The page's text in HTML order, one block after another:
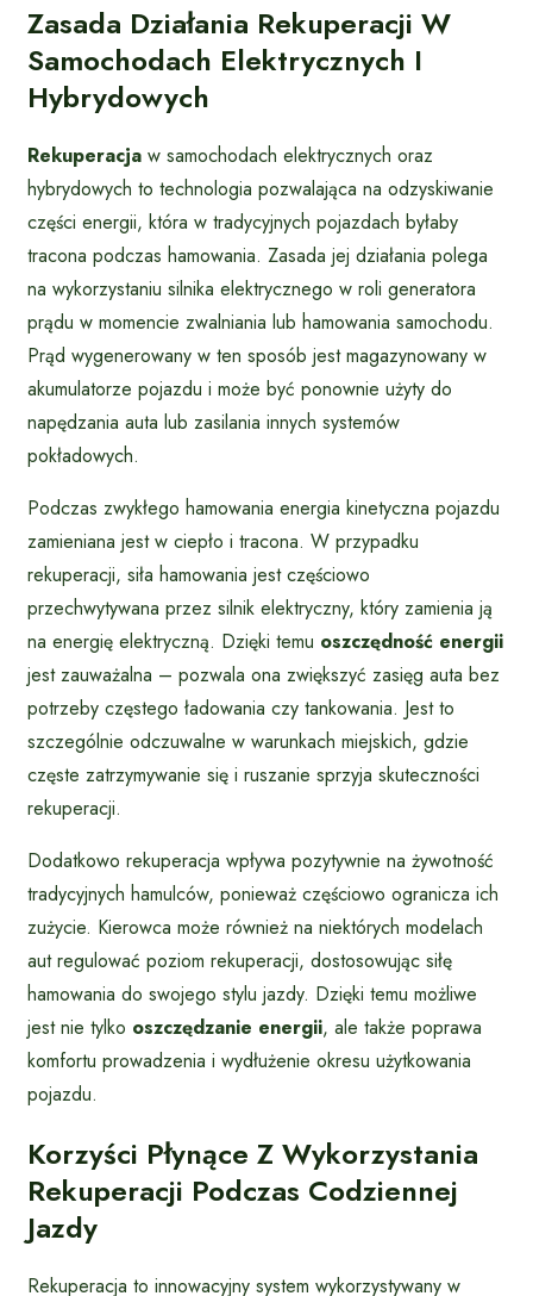
Zasada Działania Rekuperacji W
Samochodach Elektrycznych I
Hybrydowych
Rekuperacja w samochodach elektrycznych oraz
hybrydowych to technologia pozwalająca na odzyskiwanie
części energii, która w tradycyjnych pojazdach byłaby
tracona podczas hamowania. Zasada jej działania polega
na wykorzystaniu silnika elektrycznego w roli generatora
prądu w momencie zwalniania lub hamowania samochodu.
Prąd wygenerowany w ten sposób jest magazynowany w
akumulatorze pojazdu i może być ponownie użyty do
napędzania auta lub zasilania innych systemów
pokładowych.
Podczas zwykłego hamowania energia kinetyczna pojazdu
zamieniana jest w ciepło i tracona. W przypadku
rekuperacji, siła hamowania jest częściowo
przechwytywana przez silnik elektryczny, który zamienia ją
na energię elektryczną. Dzięki temu oszczędność energii
jest zauważalna – pozwala ona zwiększyć zasięg auta bez
potrzeby częstego ładowania czy tankowania. Jest to
szczególnie odczuwalne w warunkach miejskich, gdzie
częste zatrzymywanie się i ruszanie sprzyja skuteczności
rekuperacji.
Dodatkowo rekuperacja wpływa pozytywnie na żywotność
tradycyjnych hamulców, ponieważ częściowo ogranicza ich
zużycie. Kierowca może również na niektórych modelach
aut regulować poziom rekuperacji, dostosowując siłę
hamowania do swojego stylu jazdy. Dzięki temu możliwe
jest nie tylko oszczędzanie energii, ale także poprawa
komfortu prowadzenia i wydłużenie okresu użytkowania
pojazdu.
Korzyści Płynące Z Wykorzystania
Rekuperacji Podczas Codziennej
Jazdy
Rekuperacja to innowacyjny system wykorzystywany w